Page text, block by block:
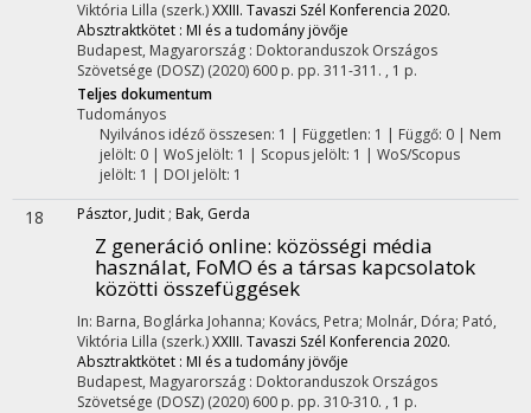
Viktória Lilla (szerk.)XXIII. Tavaszi Szél Konferencia 2020.
Absztraktkötet : MI és a tudomány jövője
Budapest, Magyarország : Doktoranduszok Országos
Szövetsége (DOSZ) (2020) 600 p. pp. 311-311. , 1 p.
Teljes dokumentum
Tudományos
Nyilvános idéző összesen: 1 | Független: 1 | Függő: 0 | Nem
jelölt: 0 | WoS jelölt: 1 | Scopus jelölt: 1 | WoS/Scopus
jelölt: 1 | DOI jelölt: 1
18 Pásztor, Judit ; Bak, Gerda
Z generáció online: közösségi média
használat, FoMO és a társas kapcsolatok
közötti összefüggések
In: Barna, Boglárka Johanna; Kovács, Petra; Molnár, Dóra; Pató,
Viktória Lilla (szerk.)XXIII. Tavaszi Szél Konferencia 2020.
Absztraktkötet : MI és a tudomány jövője
Budapest, Magyarország : Doktoranduszok Országos
Szövetsége (DOSZ) (2020) 600 p. pp. 310-310. , 1 p.